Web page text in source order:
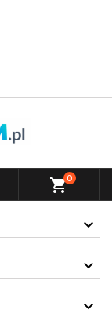
shopping_cart0